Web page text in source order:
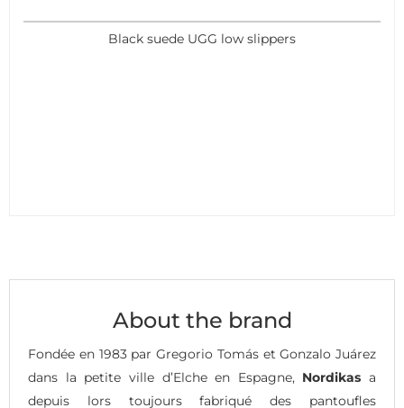
Black suede UGG low slippers
About the brand
Fondée en 1983 par Gregorio Tomás et Gonzalo Juárez
dans la petite ville d’Elche en Espagne, Nordikas a
depuis lors toujours fabriqué des pantoufles